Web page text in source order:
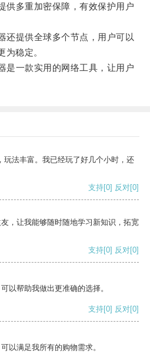
多重加密保障，有效保护用户
提供全球多个节点，用户可以
为稳定。
一款实用的网络工具，让用户
玩法丰富。我已经玩了好几个小时，还
支持[0] 反对[0]
，让我能够随时随地学习新知识，拓宽
支持[0] 反对[0]
以帮助我做出更准确的选择。
支持[0] 反对[0]
以满足我所有的购物需求。